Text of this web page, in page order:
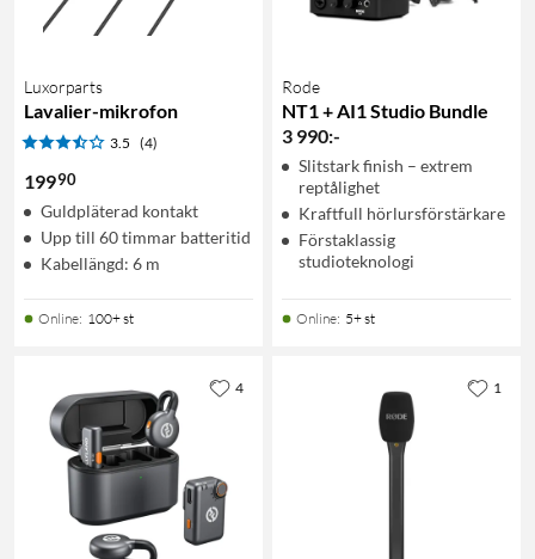
Luxorparts
Lavalier-mikrofon
3.5 (4)
19990
Guldpläterad kontakt
Upp till 60 timmar batteritid
Kabellängd: 6 m
Online: 100+ st
Rode
NT1 + AI1 Studio Bundle
3 990:-
Slitstark finish – extrem
reptålighet
Kraftfull hörlursförstärkare
Förstaklassig
studioteknologi
Online: 5+ st
4 1